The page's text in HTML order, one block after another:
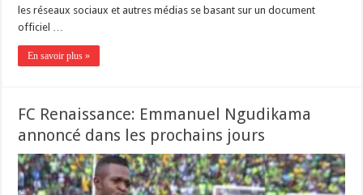
les réseaux sociaux et autres médias se basant sur un document
officiel …
En savoir plus »
FC Renaissance: Emmanuel Ngudikama
annoncé dans les prochains jours